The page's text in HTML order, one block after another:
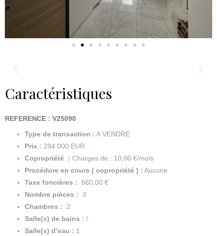
Caractéristiques
REFERENCE : V25090
Type de transaction : A VENDRE
Prix : 294 000 EUR
Copropriété :Charges de : 10,00 €/mois
Procédure en cours ( copropriété ) : Aucune
Taxe foncières :660,00 €
Nombre pièces : 3
Chambres : 2
Salle(s) de bains : /
Salle(s) d’eau : 1